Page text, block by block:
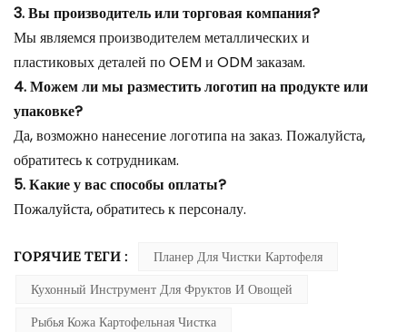
3. Вы производитель или торговая компания?
Мы являемся производителем металлических и
пластиковых деталей по OEM и ODM заказам.
4. Можем ли мы разместить логотип на продукте или
упаковке?
Да, возможно нанесение логотипа на заказ. Пожалуйста,
обратитесь к сотрудникам.
5. Какие у вас способы оплаты?
Пожалуйста, обратитесь к персоналу.
ГОРЯЧИЕ ТЕГИ :
Планер Для Чистки Картофеля
Кухонный Инструмент Для Фруктов И Овощей
Рыбья Кожа Картофельная Чистка